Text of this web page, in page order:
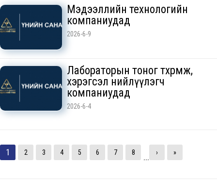
Мэдээллийн технологийн
компаниудад
2026-6-9
Лабораторын тоног төхөөрөмж,
хэрэгсэл нийлүүлэгч
компаниудад
2026-6-4
1 2 3 4 5 6 7 8
...
› »